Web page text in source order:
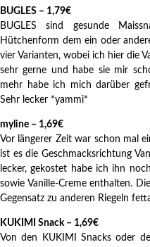
BUGLES – 1,79€
BUGLES sind gesunde
Hütchenform dem ein oder
vier Varianten, wobei ich hier die
sehr gerne und habe sie mir
mehr habe ich mich darüber
Sehr lecker *yammi*
myline – 1,69€
Vor längerer Zeit war schon mal
ist es die Geschmacksrichtung
lecker, gekostet habe ich ihn
sowie Vanille-Creme enthalten.
Gegensatz zu anderen Riegeln
KUKIMI Snack – 1,69€
Von den KUKIMI Snacks oder